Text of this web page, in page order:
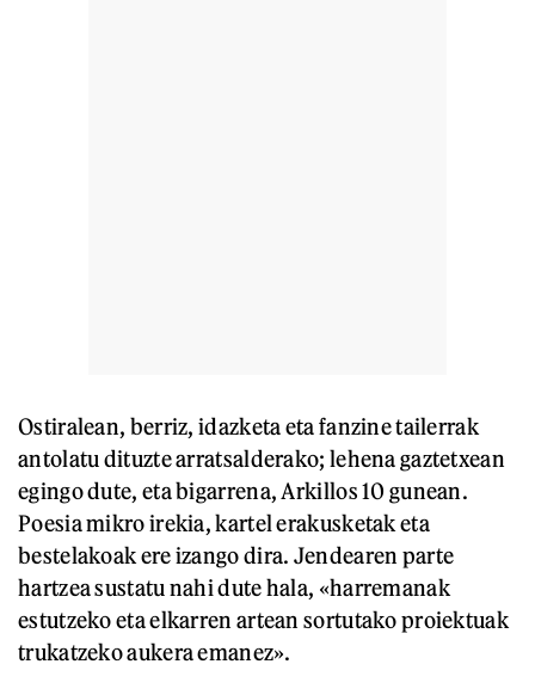
Ostiralean, berriz, idazketa eta fanzine tailerrak
antolatu dituzte arratsalderako; lehena gaztetxean
egingo dute, eta bigarrena, Arkillos 10 gunean.
Poesia mikro irekia, kartel erakusketak eta
bestelakoak ere izango dira. Jendearen parte
hartzea sustatu nahi dute hala, «harremanak
estutzeko eta elkarren artean sortutako proiektuak
trukatzeko aukera emanez».